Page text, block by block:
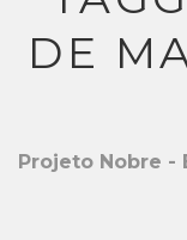
DE
Projeto Nobre -